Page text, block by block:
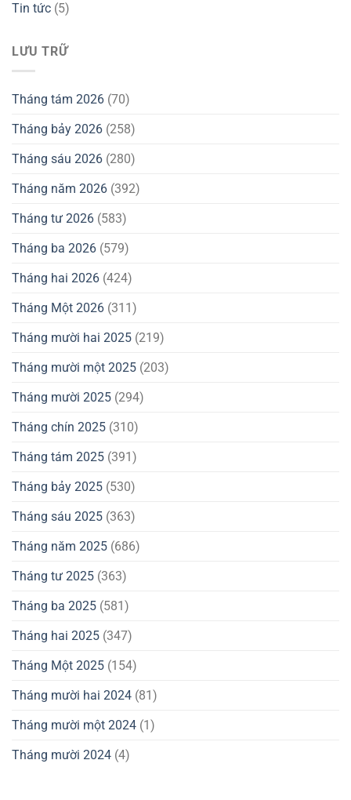
Tin tức (5)
LƯU TRỮ
Tháng tám 2026 (70)
Tháng bảy 2026 (258)
Tháng sáu 2026 (280)
Tháng năm 2026 (392)
Tháng tư 2026 (583)
Tháng ba 2026 (579)
Tháng hai 2026 (424)
Tháng Một 2026 (311)
Tháng mười hai 2025 (219)
Tháng mười một 2025 (203)
Tháng mười 2025 (294)
Tháng chín 2025 (310)
Tháng tám 2025 (391)
Tháng bảy 2025 (530)
Tháng sáu 2025 (363)
Tháng năm 2025 (686)
Tháng tư 2025 (363)
Tháng ba 2025 (581)
Tháng hai 2025 (347)
Tháng Một 2025 (154)
Tháng mười hai 2024 (81)
Tháng mười một 2024 (1)
Tháng mười 2024 (4)